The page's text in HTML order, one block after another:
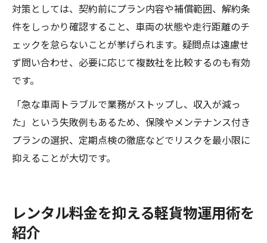
対策としては、契約前にプラン内容や補償範囲、解約条
件をしっかり確認すること、車両の状態や走行距離のチ
ェックを怠らないことが挙げられます。疑問点は遠慮せ
ず問い合わせ、必要に応じて複数社を比較するのも有効
です。
「急な車両トラブルで業務がストップし、収入が減っ
た」という失敗例もあるため、保険やメンテナンス付き
プランの選択、定期点検の徹底などでリスクを最小限に
抑えることが大切です。
レンタル料金を抑える軽貨物運用術を
紹介